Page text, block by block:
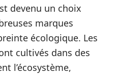
devenu un choix
marques
écologique. Les
cultivés dans des
l’écosystème,